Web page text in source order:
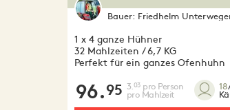
Bauer: Friedhelm
1 x 4 ganze Hühner
32 Mahlzeiten / 6,7 KG
Perfekt für ein ganzes Ofenhuhn
96.95 3. 03pro Person
pro Mahlzeit
18